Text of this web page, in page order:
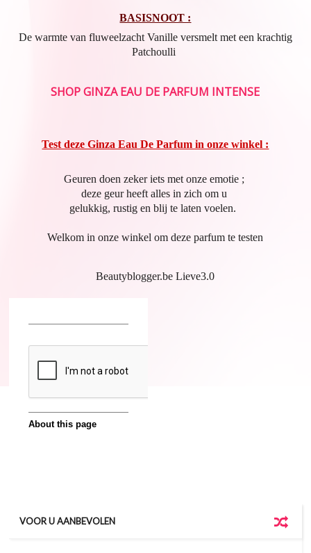
BASISNOOT :
De warmte van fluweelzacht Vanille versmelt met een krachtig
Patchoulli
SHOP GINZA EAU DE PARFUM INTENSE
Test deze Ginza Eau De Parfum in onze winkel :
Geuren doen zeker iets met onze emotie ;
deze geur heeft alles in zich om u
gelukkig, rustig en blij te laten voelen.
Welkom in onze winkel om deze parfum te testen
Beautyblogger.be Lieve3.0
VOOR U AANBEVOLEN